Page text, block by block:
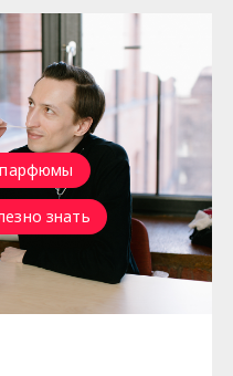
парфюмы
знать